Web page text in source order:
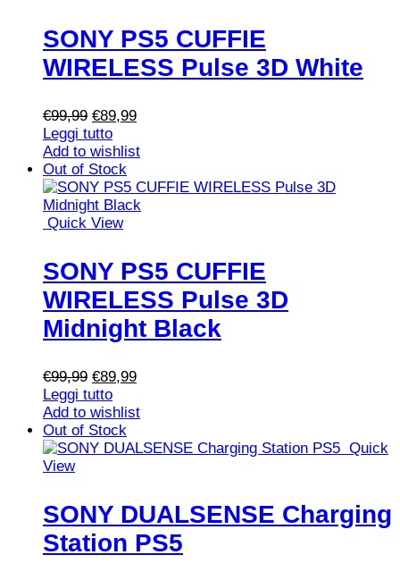
SONY PS5 CUFFIE
WIRELESS Pulse 3D White
€99,99 Il
prezzo
originale
era:
€99,99.
€89,99Il
attuale
€89,99.
Leggi tutto
Add to wishlist
Out of Stock
Quick View
SONY PS5 CUFFIE
WIRELESS Pulse 3D
Midnight Black
€99,99 Il
prezzo
originale
era:
€99,99.
€89,99Il
attuale
€89,99.
Leggi tutto
Add to wishlist
Out of Stock
Quick
View
SONY DUALSENSE Charging
Station PS5